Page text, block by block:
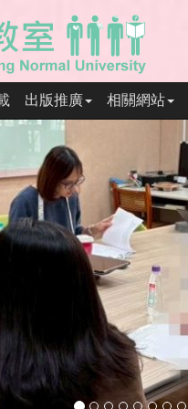
出版推廣 相關網站